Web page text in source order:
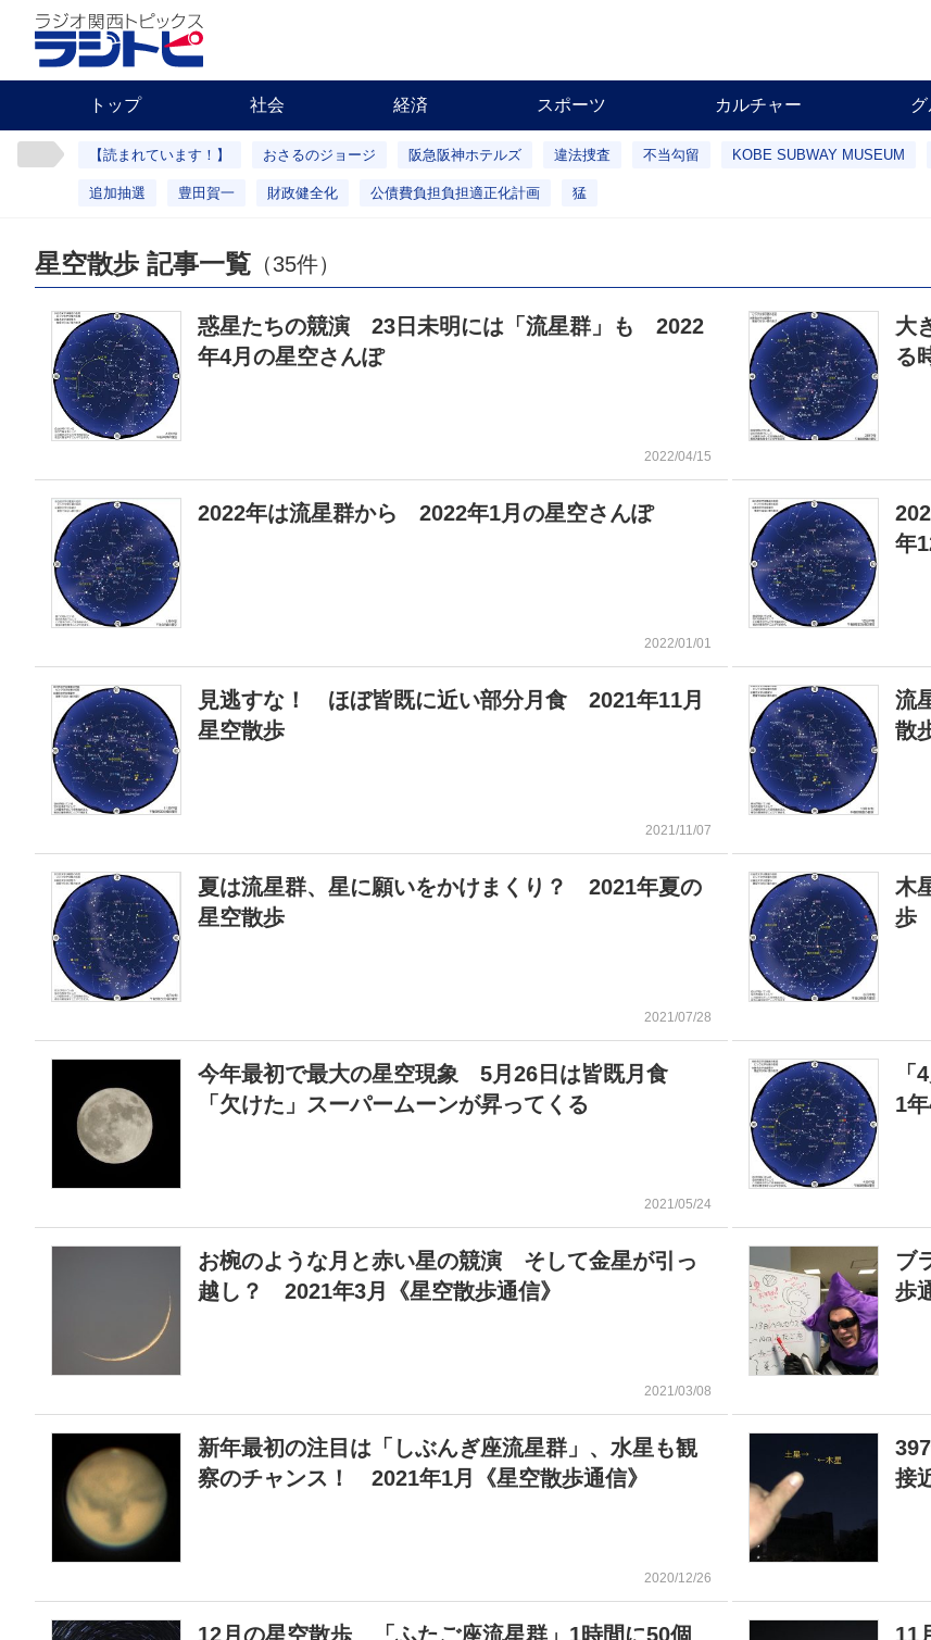
トップ 社会 経済 スポーツ カルチャー グ
【読まれています！】 おさるのジョージ 阪急阪神ホテルズ 違法捜査 不当勾留 KOBE SUBWAY MUSEUM
追加抽選 豊田賀一 財政健全化 公債費負担負担適正化計画 猛
星空散歩 記事一覧 （35件）
惑星たちの競演 23日未明には「流星群」も 2022
年4月の星空さんぽ
2022/04/15
大
る
2022年は流星群から 2022年1月の星空さんぽ
2022/01/01
年
見逃すな！ ほぼ皆既に近い部分月食 2021年11月
星空散歩
2021/11/07
流
散
夏は流星群、星に願いをかけまくり？ 2021年夏の
星空散歩
2021/07/28
木
歩
今年最初で最大の星空現象 5月26日は皆既月食
「欠けた」スーパームーンが昇ってくる
2021/05/24
1
お椀のような月と赤い星の競演 そして金星が引っ
越し？ 2021年3月《星空散歩通信》
2021/03/08
ブ
歩
新年最初の注目は「しぶんぎ座流星群」、水星も観
察のチャンス！ 2021年1月《星空散歩通信》
2020/12/26
接
12月の星空散歩 「ふたご座流星群」1時間に50個
11